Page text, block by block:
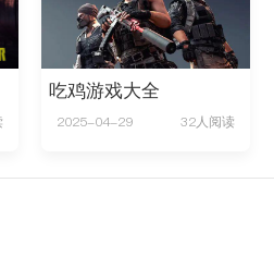
吃鸡游戏大全
2025-04-29 32人阅读